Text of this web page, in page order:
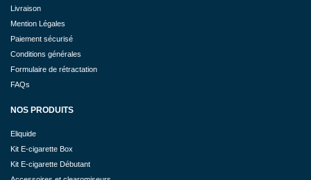
Livraison
Mention Légales
Paiement sécurisé
Conditions générales
Formulaire de rétractation
FAQs
NOS PRODUITS
Eliquide
Kit E-cigarette Box
Kit E-cigarette Débutant